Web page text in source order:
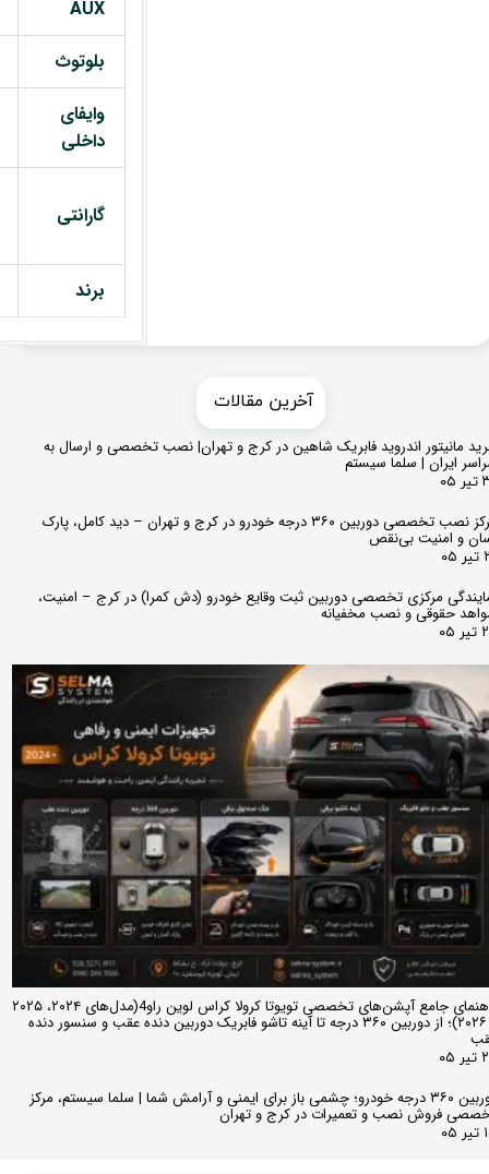
AUX
بلوتوث
وایفای
داخلی
گارانتی
برند
مانیتور اندروید فابریک شاهین در کرج و تهران| نصب تخصصی و ارسال به
ایران | سلما سیستم
مرکز نصب تخصصی دوربین ۳۶۰ درجه خودرو در کرج و تهران – دید کامل، پارک
و امنیت بی‌نقص
مرکزی تخصصی دوربین ثبت وقایع خودرو (دش کمرا) در کرج – امنیت،
حقوقی و نصب مخفیانه
راهنمای جامع آپشن‌های تخصصی تویوتا کرولا کراس لوین راو4(مدل‌های ۲۰۲۴، ۲۰۲۵
و ۲۰۲۶)؛ از دوربین ۳۶۰ درجه تا آینه تاشو فابریک دوربین دنده عقب و سنسور دنده
دوربین ۳۶۰ درجه خودرو؛ چشمی باز برای ایمنی و آرامش شما | سلما سیستم، مرکز
فروش نصب و تعمیرات در کرج و تهران
​​آخرین مقالات